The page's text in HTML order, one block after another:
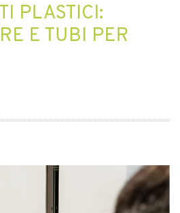
PLASTICI:
E TUBI PER